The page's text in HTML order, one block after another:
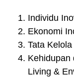
Individu
Ekonomi
Tata
Kehidupan
Living &